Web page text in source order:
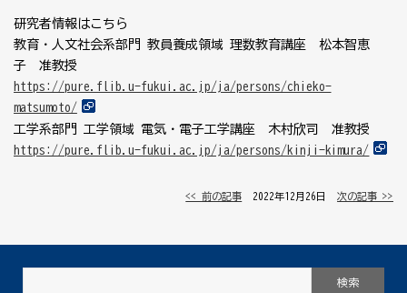
研究者情報はこちら
教育・人文社会系部門 教員養成領域 理数教育講座 松本智恵
子 准教授
https://pure.flib.u-fukui.ac.jp/ja/persons/chieko-
matsumoto/
工学系部門 工学領域 電気・電子工学講座 木村欣司 准教授
https://pure.flib.u-fukui.ac.jp/ja/persons/kinji-kimura/
<< 前の記事 │ 2022年12月26日 │次の記事 >>